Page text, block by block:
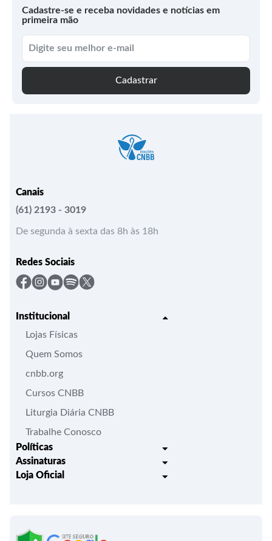
Cadastre-se e receba novidades e notícias em
primeira mão
Cadastrar
Canais
(61) 2193 - 3019
De segunda à sexta das 8h às 18h
Redes Sociais
Institucional
Lojas Físicas
Quem Somos
cnbb.org
Cursos CNBB
Liturgia Diária CNBB
Trabalhe Conosco
Políticas
Trocas e Devoluções
Assinaturas
Liturgia Igreja em Oração
Roteiros Homiléticos
Loja Oficial
Bíblias - Tradução Oficial